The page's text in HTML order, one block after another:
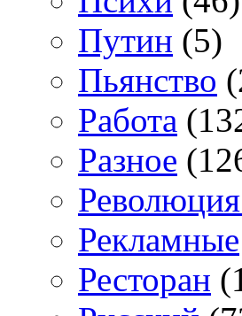
Путин (5)
Пьянство
Работа
Разное
Рекламные
Ресторан